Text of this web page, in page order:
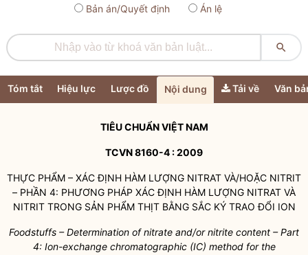
Bản án/Quyết định Án lệ

Tóm tắt Hiệu lực Lược đồ Nội dung Tải về Văn
TIÊU CHUẨN VIỆT NAM
TCVN 8160-4 : 2009
THỰC PHẨM – XÁC ĐỊNH HÀM LƯỢNG NITRAT VÀ/HOẶC NITRIT
– PHẦN 4: PHƯƠNG PHÁP XÁC ĐỊNH HÀM LƯỢNG NITRAT VÀ
NITRIT TRONG SẢN PHẨM THỊT BẰNG SẮC KÝ TRAO ĐỔI ION
Foodstuffs – Determination of nitrate and/or nitrite content – Part
4: Ion-exchange chromatographic (IC) method for the